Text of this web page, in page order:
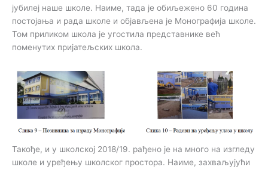
јубилеј наше школе. Наиме, тада је обиљежено 60 година
постојања и рада школе и објављена је Монографија школе.
Том приликом школа је угостила представнике већ
поменутих пријатељских школа.
Такође, и у школској 2018/19. рађено је на много на изгледу
школе и уређењу школског простора. Наиме, захваљујући